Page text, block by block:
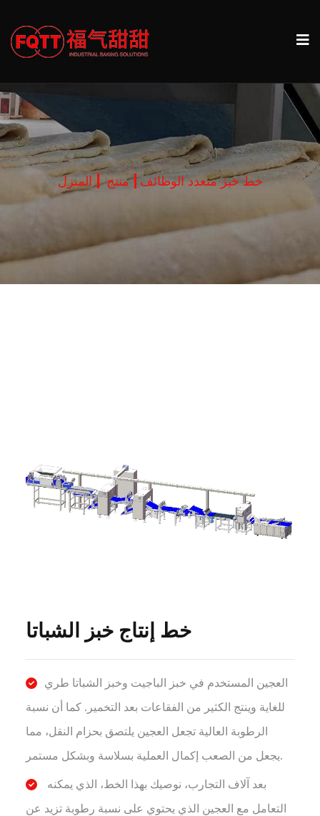
المنزل منتج خط خبز متعدد الوظائف
خط إنتاج خبز الشباتا
العجين المستخدم في خبز الباجيت وخبز الشباتا طري
للغاية وينتج الكثير من الفقاعات بعد التخمير. كما أن نسبة
الرطوبة العالية تجعل العجين يلتصق بحزام النقل، مما
يجعل من الصعب إكمال العملية بسلاسة وبشكل مستمر.
التعامل مع العجين الذي يحتوي على نسبة رطوبة تزيد عن